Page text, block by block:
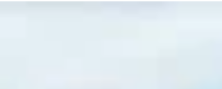
самостійно.